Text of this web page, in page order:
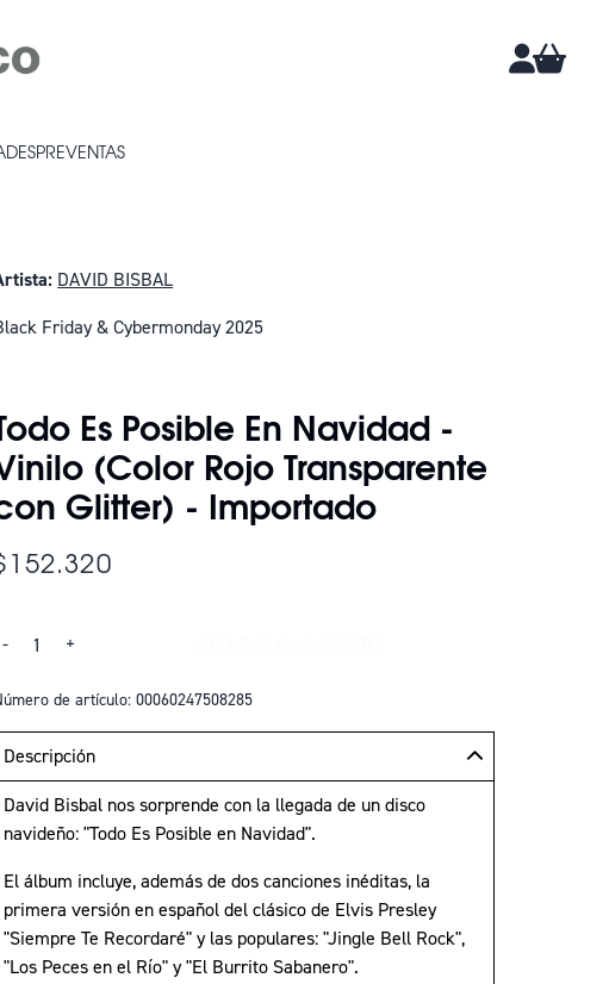
PREVENTAS
DAVID BISBAL
Friday & Cybermonday 2025
Es Posible En Navidad -
(Color Rojo Transparente
Glitter) - Importado
Cantidad
- +
de artículo: 00060247508285
Descripción
David Bisbal nos sorprende con la llegada de un disco
navideño: "Todo Es Posible en Navidad".
El álbum incluye, además de dos canciones inéditas, la
primera versión en español del clásico de Elvis Presley
"Siempre Te Recordaré" y las populares: "Jingle Bell Rock",
"Los Peces en el Río" y "El Burrito Sabanero".